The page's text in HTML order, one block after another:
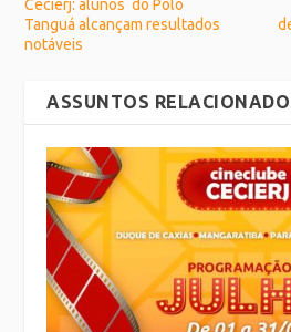
Cecierj: alunos do Polo
Tanguá alcançam resultados
notáveis
ASSUNTOS